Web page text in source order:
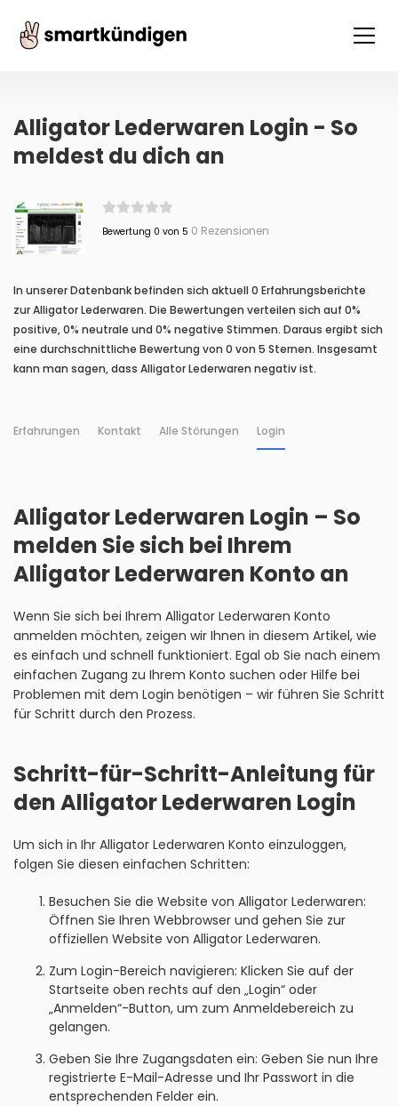
Alligator Lederwaren Login - So
meldest du dich an
Bewertung 0 von 5 0 Rezensionen
In unserer Datenbank befinden sich aktuell 0 Erfahrungsberichte
zur Alligator Lederwaren. Die Bewertungen verteilen sich auf 0%
positive, 0% neutrale und 0% negative Stimmen. Daraus ergibt sich
eine durchschnittliche Bewertung von 0 von 5 Sternen. Insgesamt
kann man sagen, dass Alligator Lederwaren negativ ist.
Erfahrungen Kontakt Alle Störungen Login
Alligator Lederwaren Login – So
melden Sie sich bei Ihrem
Alligator Lederwaren Konto an
Wenn Sie sich bei Ihrem Alligator Lederwaren Konto
anmelden möchten, zeigen wir Ihnen in diesem Artikel, wie
es einfach und schnell funktioniert. Egal ob Sie nach einem
einfachen Zugang zu Ihrem Konto suchen oder Hilfe bei
Problemen mit dem Login benötigen – wir führen Sie Schritt
für Schritt durch den Prozess.
Schritt-für-Schritt-Anleitung für
den Alligator Lederwaren Login
Um sich in Ihr Alligator Lederwaren Konto einzuloggen,
folgen Sie diesen einfachen Schritten:
Besuchen Sie die Website von Alligator Lederwaren:
Öffnen Sie Ihren Webbrowser und gehen Sie zur
offiziellen Website von Alligator Lederwaren.
Zum Login-Bereich navigieren: Klicken Sie auf der
Startseite oben rechts auf den „Login“ oder
„Anmelden“-Button, um zum Anmeldebereich zu
gelangen.
Geben Sie Ihre Zugangsdaten ein: Geben Sie nun Ihre
registrierte E-Mail-Adresse und Ihr Passwort in die
entsprechenden Felder ein.